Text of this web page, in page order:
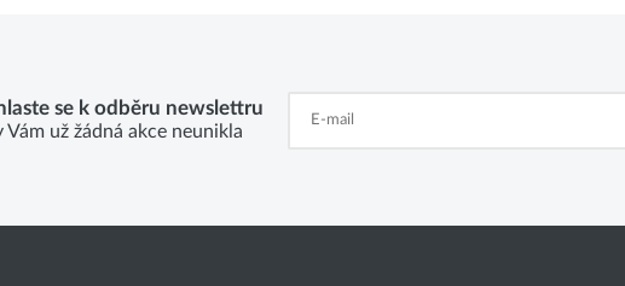
se k odběru newslettru
Vám už žádná akce neunikla